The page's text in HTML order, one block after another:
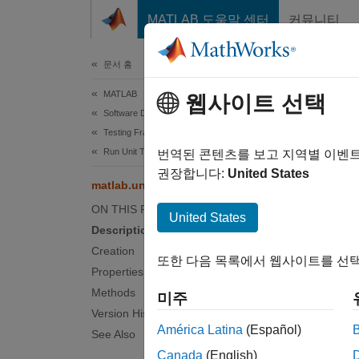
MATLAB 도움말 센터 커뮤니티
문서 홈
MATLAB
Software Development
Testing Frameworks
Run Unit Tests
matlab.unittest.TestResult Class
ON THIS PAGE
Description
Creation
Properties
Methods
Version History
See Also
웹사이트 선택
번역된 콘텐츠를 보고 지역별 이벤
권장합니다: United States
United States
또한 다음 목록에서 웹사이트를 선
미주
América Latina (Español)
Canada (English)